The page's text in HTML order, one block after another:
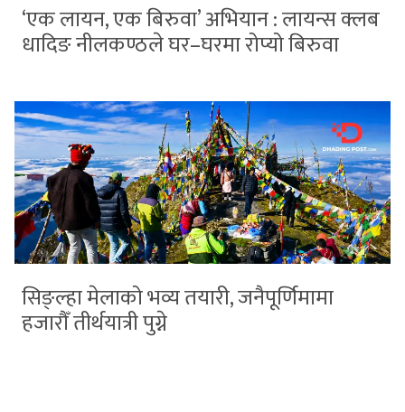
‘एक लायन, एक बिरुवा’ अभियान : लायन्स क्लब
धादिङ नीलकण्ठले घर–घरमा रोप्यो बिरुवा
सिङ्ल्हा मेलाको भव्य तयारी, जनैपूर्णिमामा
हजारौँ तीर्थयात्री पुग्ने